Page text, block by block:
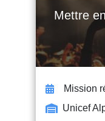
Mettre
Mission
Unicef